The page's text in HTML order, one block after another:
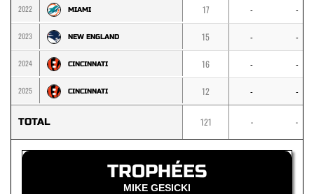
2022 MIAMI 17 - -
2023 NEW ENGLAND 15 - -
2024 CINCINNATI 16 - -
2025 CINCINNATI 12 - -
TOTAL 121 - -
TROPHÉES
MIKE GESICKI